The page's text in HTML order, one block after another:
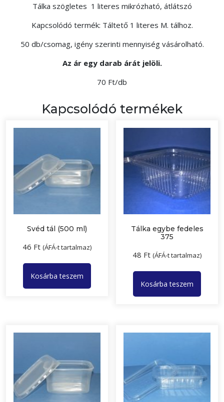
Tálka szögletes 1 literes mikrózható, átlátszó
Kapcsolódó termék: Táltető 1 literes M. tálhoz.
50 db/csomag, igény szerinti mennyiség vásárolható.
Az ár egy darab árát jelöli.
70 Ft/db
Kapcsolódó termékek
Svéd tál (500 ml)
46 Ft (ÁFÁ-t tartalmaz)
Kosárba teszem
Tálka egybe fedeles
375
48 Ft (ÁFÁ-t tartalmaz)
Kosárba teszem